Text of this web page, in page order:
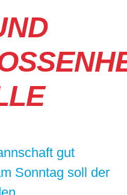
gut
Sonntag soll der